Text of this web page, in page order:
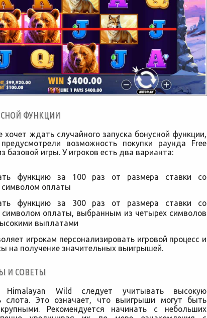
ФУНКЦИИ
хочет ждать случайного запуска бонусной функции,
предусмотрели возможность покупки раунда Free
базовой игры. У игроков есть два варианта:
функцию за 100 раз от размера ставки со
оплаты
функцию за 300 раз от размера ставки со
оплаты, выбранным из четырех символов
выплатами
игрокам персонализировать игровой процесс и
на получение значительных выигрышей.
И СОВЕТЫ
Wild следует учитывать высокую
слота. Это означает, что выигрыши могут быть
Рекомендуется начинать с небольших